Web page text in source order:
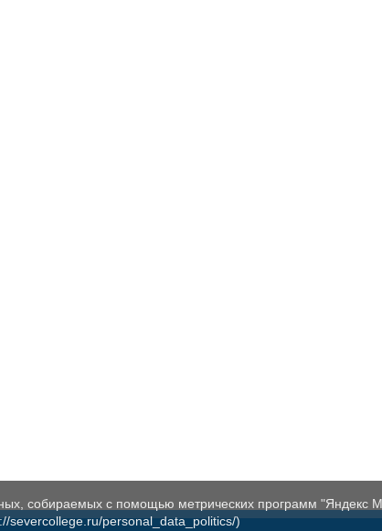
собираемых с помощью метрических программ "Яндекс
severcollege.ru/personal_data_politics/)